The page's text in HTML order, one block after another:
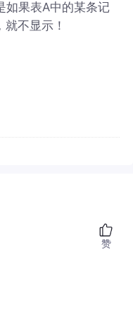
如果表A中的某条记
不显示！
赞